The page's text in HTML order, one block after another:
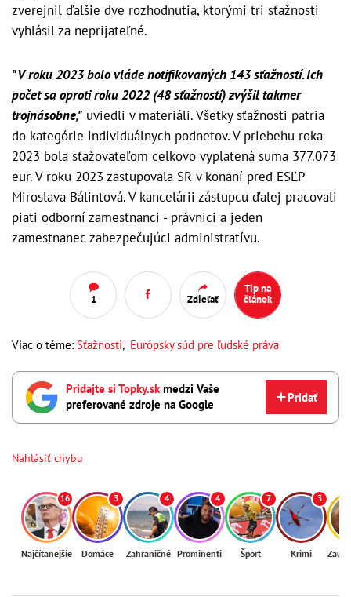
zverejnil ďalšie dve rozhodnutia, ktorými tri sťažnosti
vyhlásil za neprijateľné.
"V roku 2023 bolo vláde notifikovaných 143 sťažností. Ich
počet sa oproti roku 2022 (48 sťažností) zvýšil takmer
trojnásobne," uviedli v materiáli. Všetky sťažnosti patria
do kategórie individuálnych podnetov. V priebehu roka
2023 bola sťažovateľom celkovo vyplatená suma 377.073
eur. V roku 2023 zastupovala SR v konaní pred ESĽP
Miroslava Bálintová. V kancelárii zástupcu ďalej pracovali
piati odborní zamestnanci - právnici a jeden
zamestnanec zabezpečujúci administratívu.
1 Zdieľať
Tip na
článok
Viac o téme: Sťažnosti, Európsky súd pre ľudské práva
Pridajte si Topky.skmedzi Vaše
preferované zdroje na Google
Pridať
Nahlásiť chybu
16
Najčítanejšie
3
Domáce
4
Zahraničné
4
Prominenti
7
Šport
3
Krimi